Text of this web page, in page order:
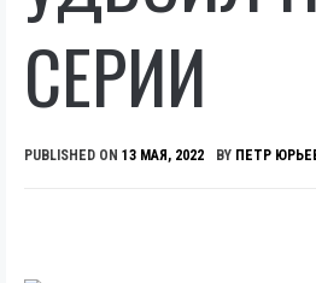
СЕРИИ
PUBLISHED ON 13 МАЯ, 2022 BY ПЕТР